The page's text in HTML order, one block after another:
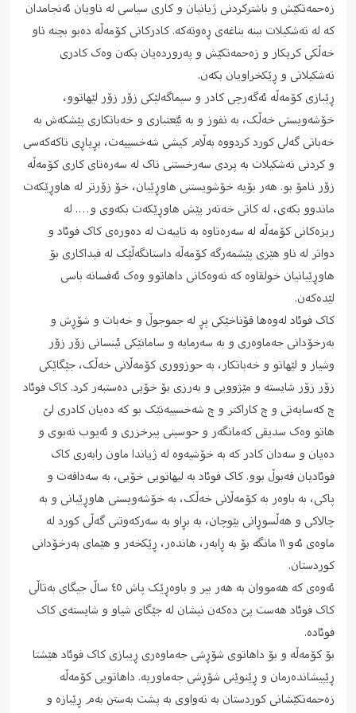
زەحمەتکێش و باشترکردنی ژیانیان و کاری سیاسی له ناویان ئەنجامدان
که لە تەشکیلات ببنە بناغەی ڕەوتەکە. کادرکانی کۆمەڵە دەبو بچنە ناو
خەڵکی کریکار و زەحمەتکێش و پەروردەیان بکەن وەک کادری
تەشکیلاتی و ڕێکخراویان بکەن.
ڕێبازی کۆمەڵە ئەگەرچی کادر و سیماگەلێکی زۆر زۆر لێهاتوو،
خۆشەویستی خەڵک، به نفوز و به ئێعتباری و خەباتکاری پێشکەش به
خەباتی گەلی کورد کردووە بەڵام کیشی شەخسییەت، بڕیاڕی تاکەکەسی
و کردنی تەشکیلات به پردی سەرخستنی تاک له سەرەتای کاری کۆمەڵە
زۆر نامۆ بو. هەر بۆیە خۆشویستنی هاوڕێیان، خۆ زۆرتر له هاوڕێکەت
ماندوو بکەی، له کاتی خەتەر پێش هاوڕێکەت بکەوی و…. له
ریزەکانی کۆمەڵە له سەرەتاوە به تایبەت له دەورەی کاک فوئاد و
دواتر له ناو هێزی پێشمەرگە کۆمەڵە داستانگەڵێک له فیداکاری بۆ
هاوڕێیانیان خولقاوە که نەوەکانی داهاتوو وەک ئەفسانە باسی
لێدەکەن.
کاک فوئاد لەوەها قۆناخێکی پڕ له جموجوڵ و خەبات و شۆڕش و
بەرخۆدانی جەماوەری و به سەرمایە و سامانێکی ئینسانی زۆر زۆر
وشیار و لێهاتو و خەباتکار، به حوزووری کۆمەڵانی خەڵک، جێگاێکی
زۆر زۆر شایستە و مێژوویی و بەرزی بۆ خۆیی دەستبەر کرد. کاک فوئاد
چ کەسایەتی و چ کاراکتر و چ شەخسییەتێک بو که دەیان کادری لێ
هاتو وەک سدیقی کەمانگەر و حوسینی پیرخزری و ئەیوب نەبوی و
دەیان و سەدان کادر که به خۆشیەوە له ژیاندا ماون رابەری کاک
فوئادیان قەبوڵ بوو. کاک فوئاد به ليهاتویی خۆیی، به سەداقەت و
پاکی، به باوەر به کۆمەڵانی خەڵک، به خۆشەویستی هاوڕێیانی و به
چالاکی و هەڵسوڕانی بێوچان، به بڕاو به سەرکەوتنی گەڵی کورد لە
ماوەی ئەو ١١ مانگە بۆ به ڕابەر، هاندەر، ڕێکخەر و هێمای بەرخۆدانی
کوردستان.
ئەوەی که هەمووان به هەر بیر و باوەڕێک پاش ٤٥ ساڵ جیگای بەتاڵی
کاک فوئاد هەست پێ دەکەن نیشان له جێگای شیاو و شایستەی کاک
فوئادە.
بۆ کۆمەڵە و بۆ داهاتوی شۆڕشی جەماوەری ڕیبازی کاک فوئاد هێشتا
ڕێپیشاندەرمان و ڕێنوێنی شۆڕشی جەماوریە. داهاتویی کۆمەڵە
زەحمەتکێشانی کوردستان به تەواوی به پشت بەستن بەم ڕێبازە و